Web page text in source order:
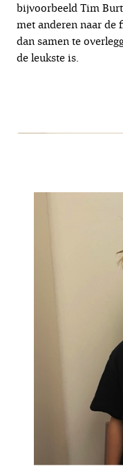
bijvoorbeeld Tim
met anderen naar de
dan samen te
de leukste is.